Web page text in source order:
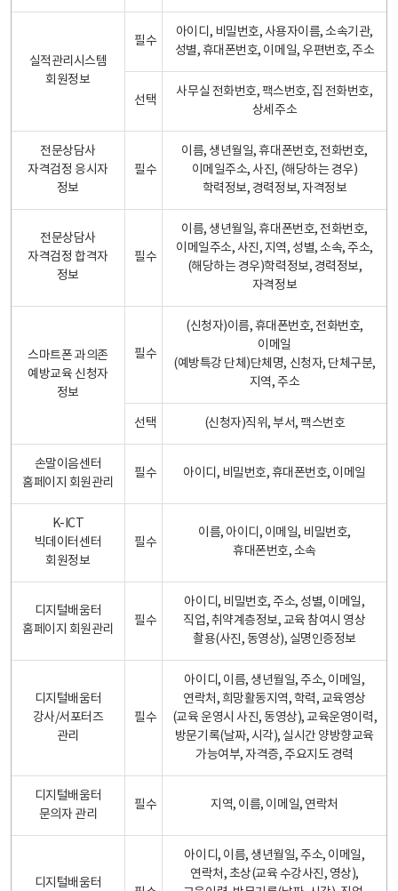
실적관리시스템
회원정보
필수
아이디, 비밀번호, 사용자이름, 소속기관,
성별, 휴대폰번호, 이메일, 우편번호, 주소
선택
사무실 전화번호, 팩스번호, 집 전화번호,
상세주소
전문상담사
자격검정 응시자
정보
필수
이름, 생년월일, 휴대폰번호, 전화번호,
이메일주소, 사진, (해당하는 경우)
학력정보, 경력정보, 자격정보
전문상담사
자격검정 합격자
정보
필수
이름, 생년월일, 휴대폰번호, 전화번호,
이메일주소, 사진, 지역, 성별, 소속, 주소,
(해당하는 경우)학력정보, 경력정보,
자격정보
스마트폰 과의존
예방교육 신청자
정보
필수
(신청자)이름, 휴대폰번호, 전화번호,
이메일
(예방특강 단체)단체명, 신청자, 단체구분,
지역, 주소
선택 (신청자)직위, 부서, 팩스번호
손말이음센터
홈페이지 회원관리
필수 아이디, 비밀번호, 휴대폰번호, 이메일
K-ICT
빅데이터센터
회원정보
필수
이름, 아이디, 이메일, 비밀번호,
휴대폰번호, 소속
디지털배움터
홈페이지 회원관리
필수
아이디, 비밀번호, 주소, 성별, 이메일,
직업, 취약계층정보, 교육 참여시 영상
촬용(사진, 동영상), 실명인증정보
디지털배움터
강사/서포터즈
관리
필수
아이디, 이름, 생년월일, 주소, 이메일,
연락처, 희망활동지역, 학력, 교육영상
(교육 운영시 사진, 동영상), 교육운영이력,
방문기록(날짜, 시각), 실시간 양방향교육
가능여부, 자격증, 주요지도 경력
디지털배움터
문의자 관리
필수 지역, 이름, 이메일, 연락처
디지털배움터
아이디, 이름, 생년월일, 주소, 이메일,
연락처, 초상(교육 수강사진, 영상),